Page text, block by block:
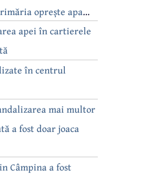
oprește apa
apei în cartierele
în centrul
mai multor
a fost doar joaca
Câmpina a fost